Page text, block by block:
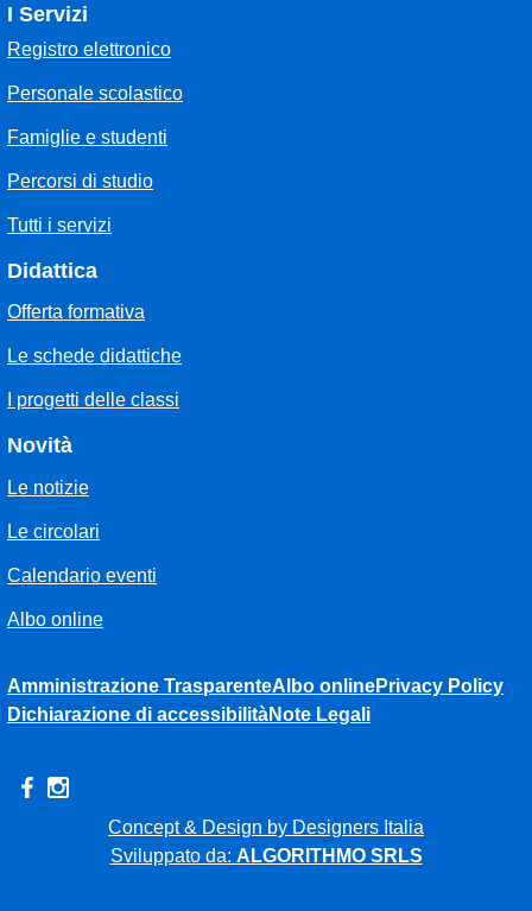
I Servizi
Registro elettronico
Personale scolastico
Famiglie e studenti
Percorsi di studio
Tutti i servizi
Didattica
Offerta formativa
Le schede didattiche
I progetti delle classi
Novità
Le notizie
Le circolari
Calendario eventi
Albo online
Amministrazione TrasparenteAlbo onlinePrivacy Policy
Dichiarazione di accessibilitàNote Legali
Concept & Design by Designers Italia
Sviluppato da: ALGORITHMO SRLS